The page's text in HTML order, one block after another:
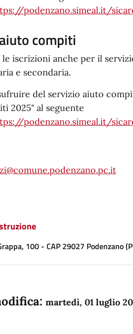
podenzano.simeal.it/
compiti
le iscrizioni anche per il
e secondaria.
del servizio aiuto
2025" al seguente
podenzano.simeal.it/
100 - CAP 29027 Podenzano
martedì, 01 luglio